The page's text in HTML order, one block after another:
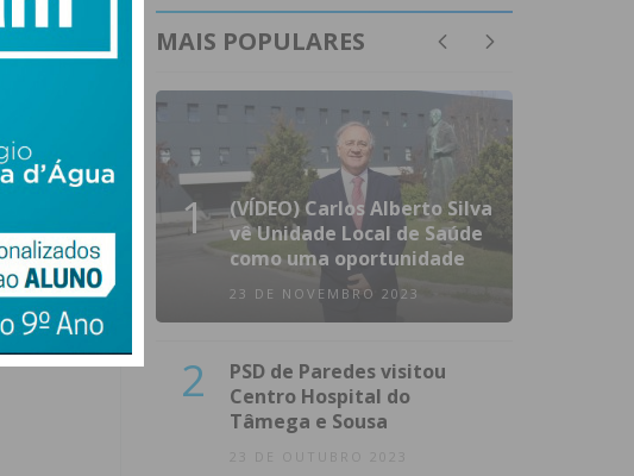
MAIS POPULARES
1
(VÍDEO) Carlos Alberto Silva
vê Unidade Local de Saúde
como uma oportunidade
23 DE NOVEMBRO 2023
2
PSD de Paredes visitou
Centro Hospital do
Tâmega e Sousa
23 DE OUTUBRO 2023